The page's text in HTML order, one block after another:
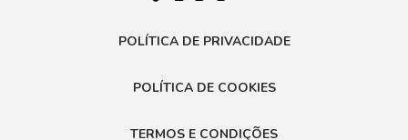
POLÍTICA DE PRIVACIDADE
POLÍTICA DE COOKIES
TERMOS E CONDIÇÕES